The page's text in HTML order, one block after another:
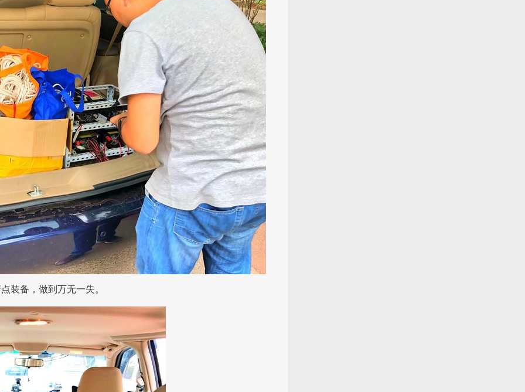
装备，做到万无一失。